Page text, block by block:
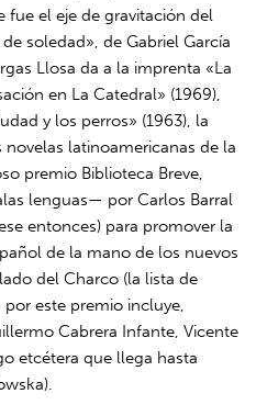
fue el eje de gravitación del
soledad», de Gabriel García
Llosa da a la imprenta «La
en La Catedral» (1969),
y los perros» (1963), la
latinoamericanas de la
premio Biblioteca Breve,
lenguas— por Carlos Barral
entonces) para promover la
de la mano de los nuevos
del Charco (la lista de
este premio incluye,
Cabrera Infante, Vicente
etcétera que llega hasta